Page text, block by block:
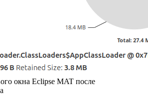
окна Eclipse MAT после